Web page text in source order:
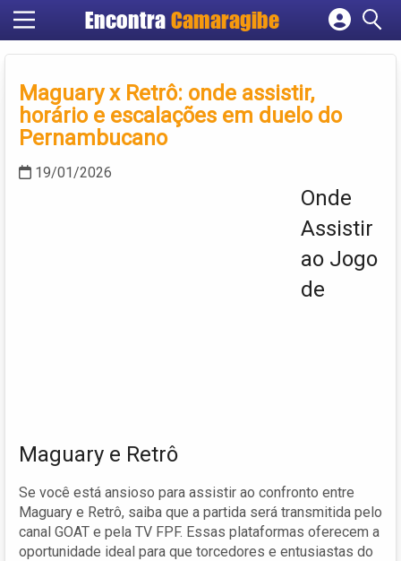
Encontra Camaragibe
Cadastrar empresa
Criar conta
Maguary x Retrô: onde assistir,
horário e escalações em duelo do
Pernambucano
19/01/2026
Onde
Assistir
ao Jogo
de
Maguary e Retrô
Se você está ansioso para assistir ao confronto entre
Maguary e Retrô, saiba que a partida será transmitida pelo
canal GOAT e pela TV FPF. Essas plataformas oferecem a
oportunidade ideal para que torcedores e entusiastas do